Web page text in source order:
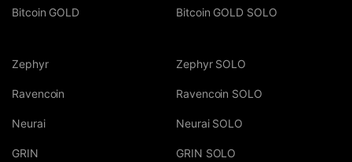
Bitcoin GOLD Bitcoin GOLD SOLO
Zephyr
Ravencoin
Neurai
GRIN
Zephyr SOLO
Ravencoin SOLO
Neurai SOLO
GRIN SOLO